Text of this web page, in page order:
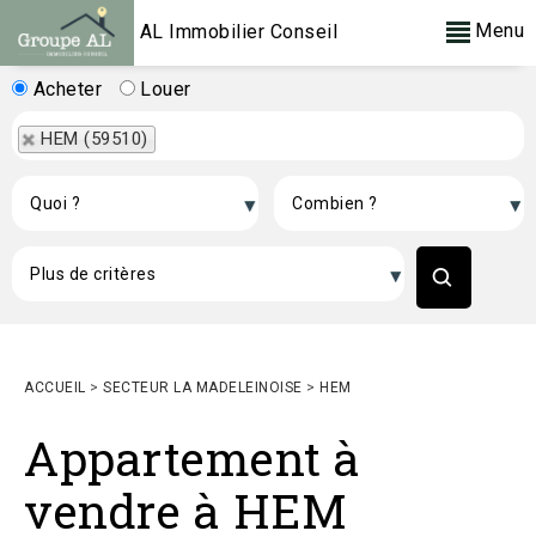
AL Immobilier Conseil Menu
Acheter Louer
HEM (59510)
ACCUEIL > SECTEUR LA MADELEINOISE > HEM
Appartement à
vendre à HEM